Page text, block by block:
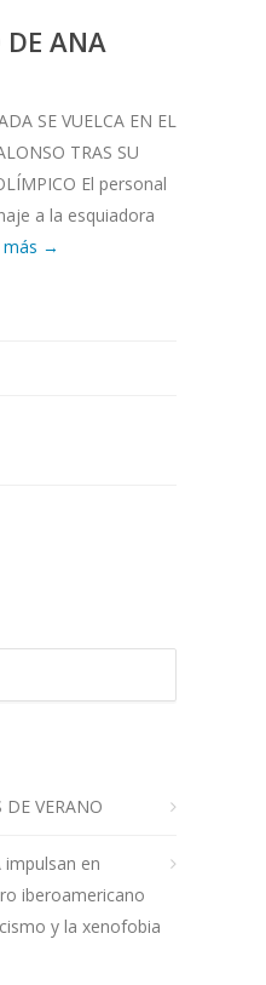
DE ANA
SE VUELCA EN EL
TRAS SU
El personal
a la esquiadora
más →
VERANO
impulsan en
iberoamericano
y la xenofobia